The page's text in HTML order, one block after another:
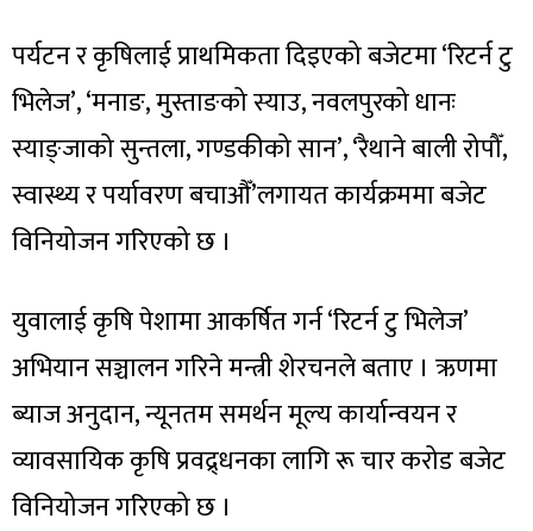
पर्यटन र कृषिलाई प्राथमिकता दिइएको बजेटमा ‘रिटर्न टु
भिलेज’, ‘मनाङ, मुस्ताङको स्याउ, नवलपुरको धानः
स्याङ्जाको सुन्तला, गण्डकीको सान’, ‘रैथाने बाली रोपौँ,
स्वास्थ्य र पर्यावरण बचाऔँ’लगायत कार्यक्रममा बजेट
विनियोजन गरिएको छ ।
युवालाई कृषि पेशामा आकर्षित गर्न ‘रिटर्न टु भिलेज’
अभियान सञ्चालन गरिने मन्त्री शेरचनले बताए । ऋणमा
ब्याज अनुदान, न्यूनतम समर्थन मूल्य कार्यान्वयन र
व्यावसायिक कृषि प्रवद्र्धनका लागि रू चार करोड बजेट
विनियोजन गरिएको छ ।